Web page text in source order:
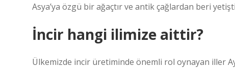
Asya’ya özgü bir ağaçtır ve antik çağlardan beri
İncir hangi ilimize aittir?
Ülkemizde incir üretiminde önemli rol oynayan iller